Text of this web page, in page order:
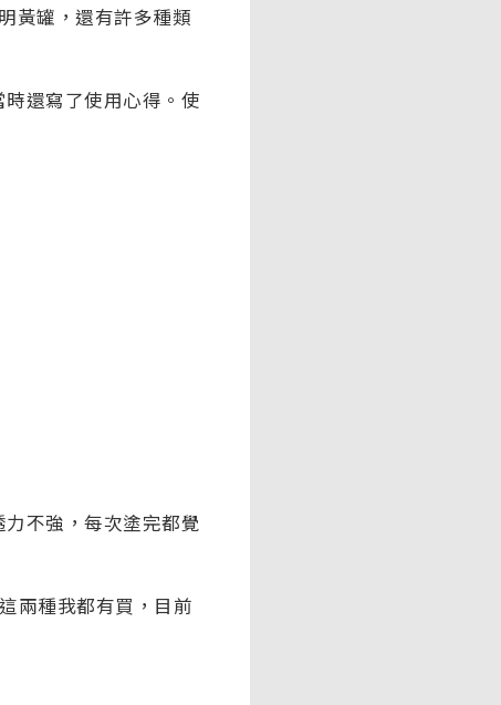
黃罐，還有許多種類
還寫了使用心得。使
不強，每次塗完都覺
兩種我都有買，目前